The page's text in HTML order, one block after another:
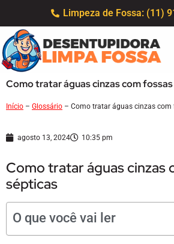
Limpeza de Fossa: (11)
Como tratar águas cinzas com
Início – Glossário – Como tratar águas cinzas com
agosto 13, 2024 10:35 pm
Como tratar águas cinzas
sépticas
O que você vai ler